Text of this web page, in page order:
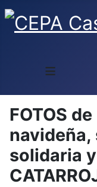
≡
FOTOS
navideña,
solidaria